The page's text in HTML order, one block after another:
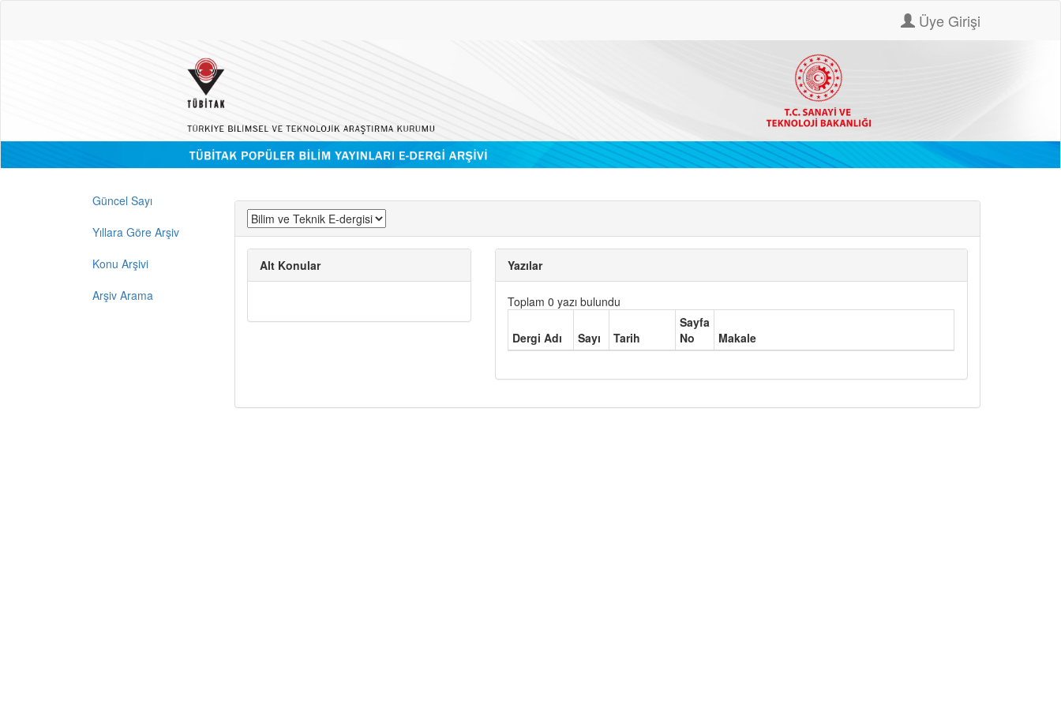
Üye Girişi
Güncel Sayı
Yıllara Göre Arşiv
Konu Arşivi
Arşiv Arama
Alt Konular Yazılar
Toplam 0 yazı bulundu
Dergi Adı Sayı Tarih
Sayfa
No
Makale